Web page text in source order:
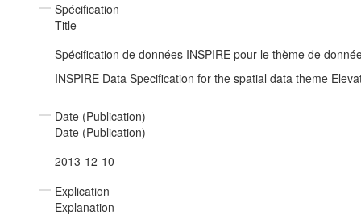
Spécification
Title
Spécification de données INSPIRE pour le thème de
INSPIRE Data Specification for the spatial data theme
Date (Publication)
Date (Publication)
2013-12-10
Explication
Explanation